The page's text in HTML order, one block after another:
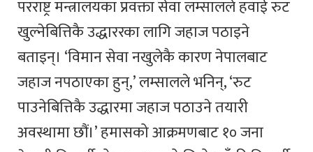
परराष्ट्र मन्त्रालयका प्रवक्ता सेवा लम्सालले हवाई रुट
खुल्नेबित्तिकै उद्धाररका लागि जहाज पठाइने
बताइन्। ‘विमान सेवा नखुलेकै कारण नेपालबाट
जहाज नपठाएका हुन्,’ लम्सालले भनिन्, ‘रुट
पाउनेबित्तिकै उद्धारमा जहाज पठाउने तयारी
अवस्थामा छौं।’ हमासको आक्रमणबाट १० जना